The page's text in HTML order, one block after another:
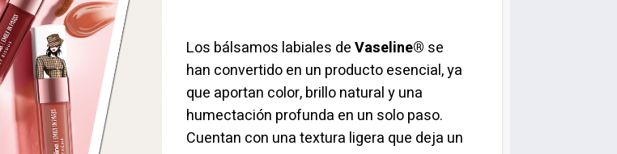
Los bálsamos labiales deVaseline® se
han convertido en un producto esencial, ya
que aportan color, brillo natural y una
humectación profunda en un solo paso.
Cuentan con una textura ligera que deja un